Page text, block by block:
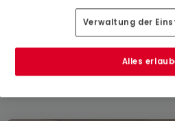
(FR)
5 3 1
Verwaltung der
Alles